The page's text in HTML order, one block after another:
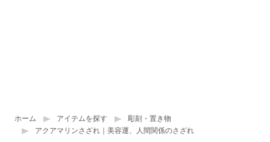
ホーム アイテムを探す
彫刻・置き物
アクアマリンさざれ｜美容運、人間関係のさざれ